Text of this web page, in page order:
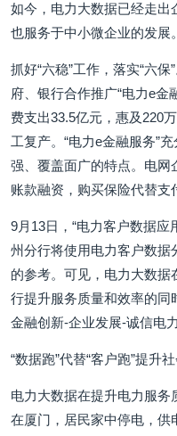
如今，电力大数据已经走出
也服务于中小微企业的发展。
抓好“六稳”工作，落实“六
府、银行合作推广“电力e金
费支出33.5亿元，惠及220
工复产。“电力e金融服务”
强、覆盖面广的特点。电网
账款融资，购买保险代替支
9月13日，“电力客户数据应
州分行将使用电力客户数据
的参考。可见，电力大数据
行提升服务质量和效率的同
金融创新-企业发展-诚信电
“数据跑”代替“客户跑”提升
电力大数据在提升电力服务
在厦门，居民家中停电，供